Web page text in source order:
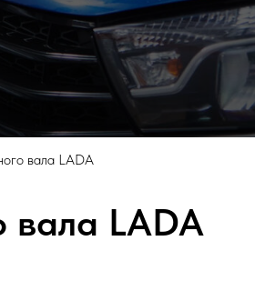
вала LADA
LADA